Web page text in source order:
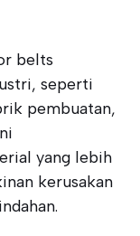
belts
seperti
pembuatan,
yang lebih
kerusakan